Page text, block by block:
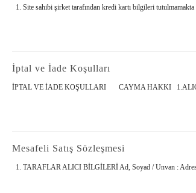
1. Site sahibi şirket tarafından kredi kartı bilgileri
İptal ve İade Koşulları
İPTAL VE İADE KOŞULLARI CAYMA HAKKI 1.ALICI;
Mesafeli Satış Sözleşmesi
1. TARAFLAR ALICI BİLGİLERİ Ad, Soyad / Unvan :